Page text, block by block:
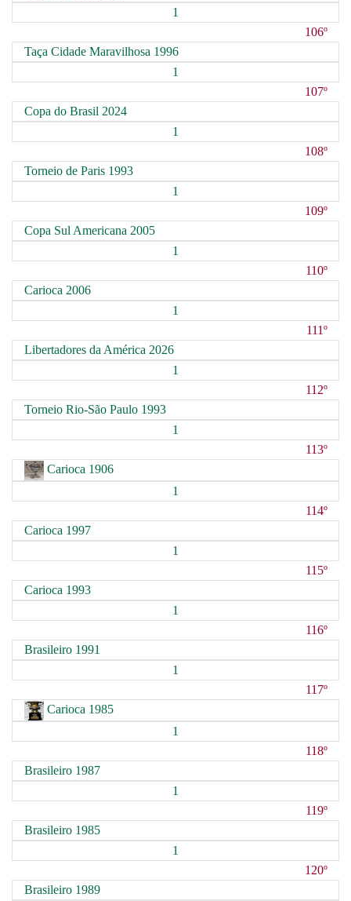
1
106º
Taça Cidade Maravilhosa 1996
1
107º
Copa do Brasil 2024
1
108º
Torneio de Paris 1993
1
109º
Copa Sul Americana 2005
1
110º
Carioca 2006
1
111º
Libertadores da América 2026
1
112º
Torneio Rio-São Paulo 1993
1
113º
Carioca 1906
1
114º
Carioca 1997
1
115º
Carioca 1993
1
116º
Brasileiro 1991
1
117º
Carioca 1985
1
118º
Brasileiro 1987
1
119º
Brasileiro 1985
1
120º
Brasileiro 1989